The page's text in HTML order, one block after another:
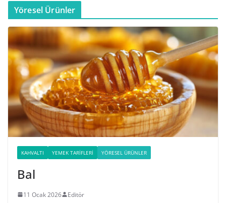
Yöresel Ürünler
KAHVALTI YEMEK TARIFLERI YÖRESEL ÜRÜNLER
Bal
11 Ocak 2026 Editör